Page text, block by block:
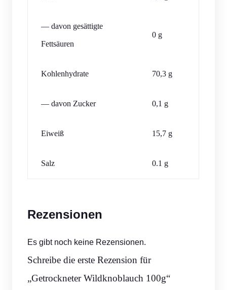
— davon gesättigte
Fettsäuren
0 g
Kohlenhydrate 70,3 g
— davon Zucker 0,1 g
Eiweiß 15,7 g
Salz 0.1 g
Rezensionen
Es gibt noch keine Rezensionen.
Schreibe die erste Rezension für
„Getrockneter Wildknoblauch 100g“